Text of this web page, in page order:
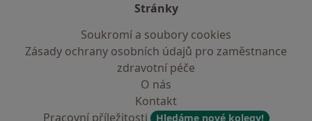
Stránky
Soukromí a soubory cookies
Zásady ochrany osobních údajů pro zaměstnance
zdravotní péče
O nás
Kontakt
Pracovní příležitosti
Hledáme nové kolegy!